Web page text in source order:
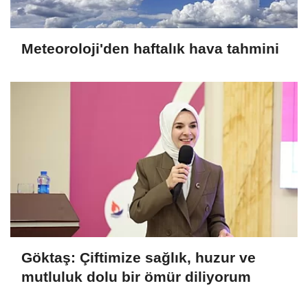
Meteoroloji'den haftalık hava tahmini
Göktaş: Çiftimize sağlık, huzur ve
mutluluk dolu bir ömür diliyorum